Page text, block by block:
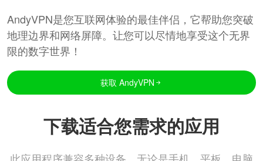
AndyVPN是您互联网体验的最佳伴侣，它帮助您突破
地理边界和网络屏障。让您可以尽情地享受这个无界
限的数字世界！
获取 AndyVPN
下载适合您需求的应用